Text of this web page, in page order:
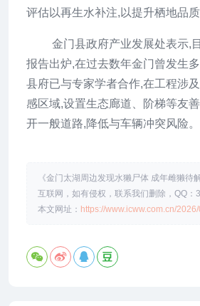
评估以再生水补注,以提升栖地品质
金门县政府产业发展处表示,
报告出炉,在过去数年金门曾发生
县府已与专家学者合作,在工程涉
感区域,设置生态廊道、阶梯等友
开一般道路,降低与车辆冲突风险。
《金门太湖周边发现水獭尸体 成年雌獭待
互联网，如有侵权，联系我们删除，QQ：
本文网址： https://www.icww.com.cn/2026/